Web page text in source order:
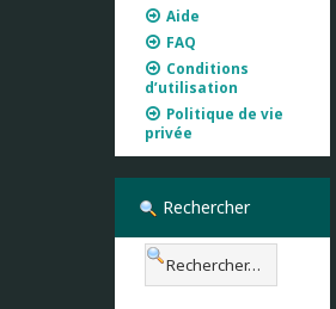
Aide
FAQ
Conditions
d’utilisation
Politique de vie
privée
Rechercher